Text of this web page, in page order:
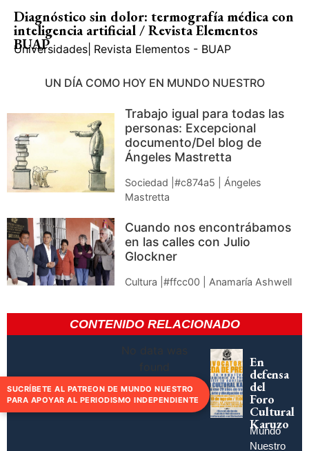
Diagnóstico sin dolor: termografía médica con
inteligencia artificial / Revista Elementos
BUAP
Universidades Revista Elementos - BUAP
UN DÍA COMO HOY EN MUNDO NUESTRO
Trabajo igual para todas las
personas: Excepcional
documento/Del blog de
Ángeles Mastretta
Sociedad |#c874a5 | Ángeles
Mastretta
Cuando nos encontrábamos
en las calles con Julio
Glockner
Cultura |#ffcc00 | Anamaría Ashwell
CONTENIDO RELACIONADO
No data was
found
En
defensa
del
Foro
Cultural
Karuzo
Mundo
Nuestro
SUCRÍBETE AL PATREON DE MUNDO NUESTRO
PARA APOYAR AL PERIODISMO INDEPENDIENTE